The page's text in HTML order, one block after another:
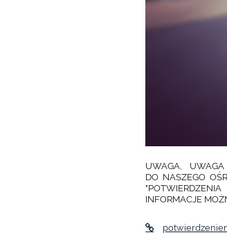
UWAGA,
DO NASZEGO
INFORMACJE